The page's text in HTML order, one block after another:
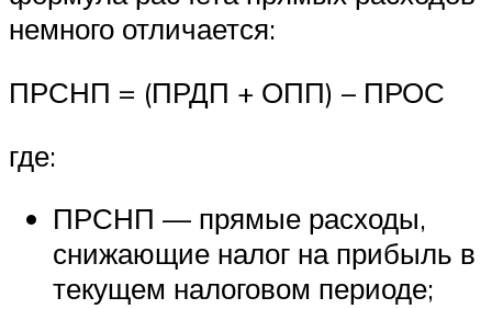
немного отличается:
ПРСНП = (ПРДП + ОПП) – ПРОС
где:
ПРСНП — прямые расходы,
снижающие налог на прибыль в
текущем налоговом периоде;